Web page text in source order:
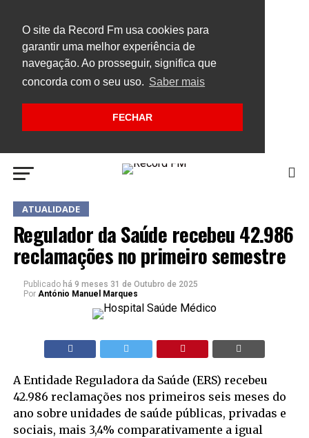
O site da Record Fm usa cookies para
garantir uma melhor experiência de
navegação. Ao prosseguir, significa que
concorda com o seu uso. Saber mais
FECHAR
ATUALIDADE
Regulador da Saúde recebeu 42.986
reclamações no primeiro semestre
Publicado há 9 meses 31 de Outubro de 2025
Por António Manuel Marques
A Entidade Reguladora da Saúde (ERS) recebeu
42.986 reclamações nos primeiros seis meses do
ano sobre unidades de saúde públicas, privadas e
sociais, mais 3,4% comparativamente a igual